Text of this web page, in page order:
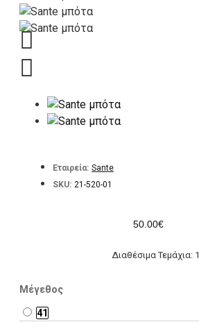
Εταιρεία: Sante
SKU: 21-520-01
50.00€
Διαθέσιμα Τεμάχια: 1
Μέγεθος
41